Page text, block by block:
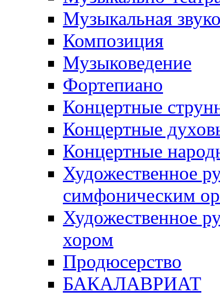
Музыкальная
Композиция
Музыковедение
Фортепиано
Концертные
Концертные
Концертные
Художественное
симфоническим
Художественное
хором
Продюсерство
БАКАЛАВРИАТ